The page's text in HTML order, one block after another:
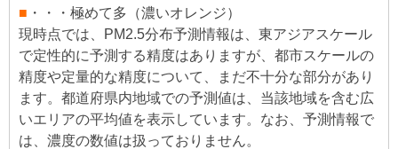
■ ・・・極めて多（濃いオレンジ）
現時点では、PM2.5分布予測情報は、東アジアスケール
で定性的に予測する精度はありますが、都市スケールの
精度や定量的な精度について、まだ不十分な部分があり
ます。都道府県内地域での予測値は、当該地域を含む広
いエリアの平均値を表示しています。なお、予測情報で
は、濃度の数値は扱っておりません。